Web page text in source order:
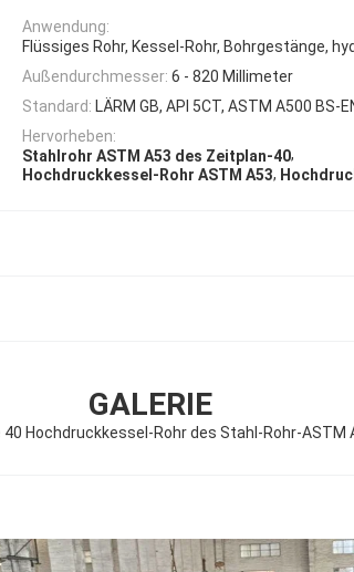
Anwendung:
Flüssiges Rohr, Kessel-Rohr, Bohrgestänge,
Außendurchmesser: 6 - 820 Millimeter
Standard: LÄRM GB, API 5CT, ASTM A500 BS-
Hervorheben:
Stahlrohr ASTM A53 des Zeitplan-40,
Hochdruckkessel-Rohr ASTM A53,
GALERIE
40 Hochdruckkessel-Rohr des Stahl-Rohr-ASTM